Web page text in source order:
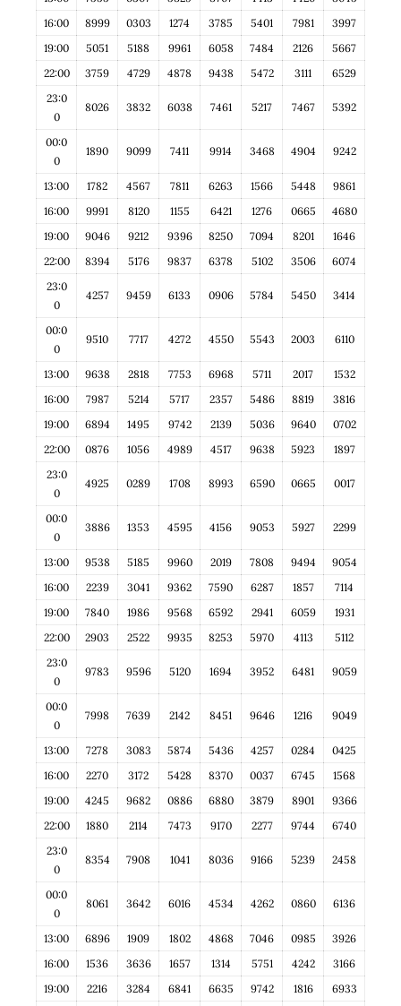
16:00
8999 0303 1274 3785 5401 7981
3997
19:00
5051 5188 9961 6058 7484 2126
5667
22:00
3759 4729 4878 9438 5472 3111
6529
23:0
0
8026 3832 6038 7461 5217 7467 5392
00:0
0
1890 9099 7411 9914 3468 4904 9242
13:00 1782 4567 7811 6263 1566 5448
9861
16:00
9991 8120 1155 6421 1276 0665
4680
19:00
9046 9212 9396 8250 7094 8201
1646
22:00
8394 5176 9837 6378 5102 3506
6074
23:0
0
4257 9459 6133 0906 5784 5450 3414
00:0
0
9510 7717 4272 4550 5543 2003 6110
13:00 9638 2818 7753 6968 5711 2017
1532
16:00
7987 5214 5717 2357 5486 8819
3816
19:00
6894 1495 9742 2139 5036 9640
0702
22:00
0876 1056 4989 4517 9638 5923
1897
23:0
0
4925 0289 1708 8993 6590 0665 0017
00:0
0
3886 1353 4595 4156 9053 5927 2299
13:00 9538 5185 9960 2019 7808 9494
9054
16:00
2239 3041 9362 7590 6287 1857
7114
19:00
7840 1986 9568 6592 2941 6059
1931
22:00
2903 2522 9935 8253 5970 4113
5112
23:0
0
9783 9596 5120 1694 3952 6481 9059
00:0
0
7998 7639 2142 8451 9646 1216 9049
13:00 7278 3083 5874 5436 4257 0284
0425
16:00
2270 3172 5428 8370 0037 6745
1568
19:00
4245 9682 0886 6880 3879 8901
9366
22:00
1880 2114 7473 9170 2277 9744
6740
23:0
0
8354 7908 1041 8036 9166 5239 2458
00:0
0
8061 3642 6016 4534 4262 0860 6136
13:00 6896 1909 1802 4868 7046 0985
3926
16:00
1536 3636 1657 1314 5751 4242
3166
19:00
2216 3284 6841 6635 9742 1816
6933